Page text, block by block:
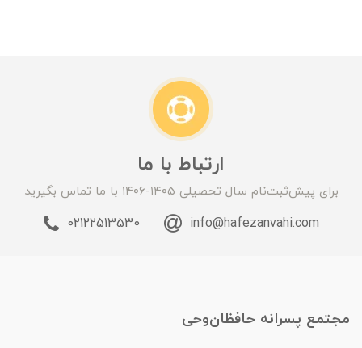
ارتباط با ما
برای پیش‌ثبت‌نام سال تحصیلی ۱۴۰۵-۱۴۰۶ با ما تماس بگیرید
info@hafezanvahi.com
02122513530
مجتمع پسرانه حافظان‌وحی